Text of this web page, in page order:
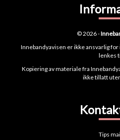
© 2026 -
Innebandyavisen er ikke ansvarlig
lenkes
Kopiering av materiale fra
ikke tillatt
Tips